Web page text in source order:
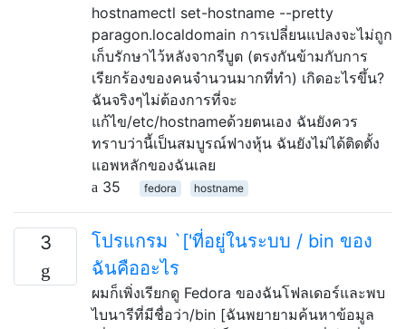
hostnamectl set-hostname --pretty
paragon.localdomain การเปลี่ยนแปลงจะไม่ถูก
เก็บรักษาไว้หลังจากรีบูต (ตรงกันข้ามกับการ
เรียกร้องของคนจำนวนมากที่ทำ) เกิดอะไรขึ้น?
ฉันจริงๆไม่ต้องการที่จะ
แก้ไข/etc/hostnameด้วยตนเอง ฉันยังควร
ทราบว่านี้เป็นสมบูรณ์ฟางหุ้น ฉันยังไม่ได้ติดตั้ง
แอพหลักของฉันเลย
35
fedora hostname
3
โปรแกรม `['ที่อยู่ในระบบ / bin ของ
ฉันคืออะไร
ผมก็เพิ่งเรียกดู Fedora ของฉันโฟลเดอร์และพบ
ไบนารีที่มีชื่อว่า/bin [ฉันพยายามค้นหาข้อมูล